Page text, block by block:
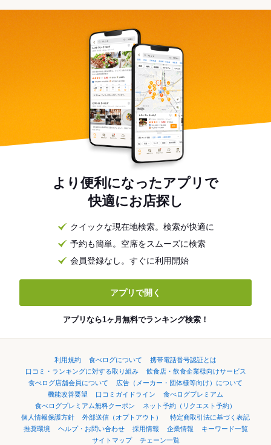
より便利になったアプリで
快適にお店探し
クイックな現在地検索。検索が快適に
予約も簡単。空席をスムーズに検索
会員登録なし。すぐに利用開始
アプリで開く
アプリなら1ヶ月無料でランキング検索！
利用規約 食べログについて
携帯電話番号認証とは
口コミ・ランキングに対する取り組み
飲食店・飲食企業様向けサービス
食べログ店舗会員について
広告（メーカー・団体様等向け）について
機能改善要望
口コミガイドライン
食べログプレミアム
食べログプレミアム無料クーポン
ネット予約（リクエスト予約）
個人情報保護方針
外部送信（オプトアウト）
特定商取引法に基づく表記
推奨環境
ヘルプ・お問い合わせ 採用情報 企業情報
キーワード一覧
サイトマップ
チェーン一覧